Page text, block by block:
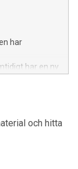
har
har en ny
och hitta